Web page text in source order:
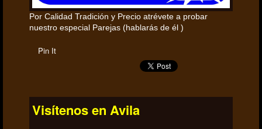
Por Calidad Tradición y Precio atrévete a probar
nuestro especial Parejas (hablarás de él )
Pin It
Visítenos en Avila